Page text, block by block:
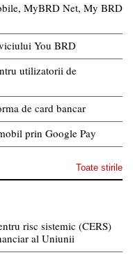
MyBRD Net, My BRD
You BRD
utilizatorii de
de card bancar
prin Google Pay
Toate stirile
risc sistemic (CERS)
al Uniunii